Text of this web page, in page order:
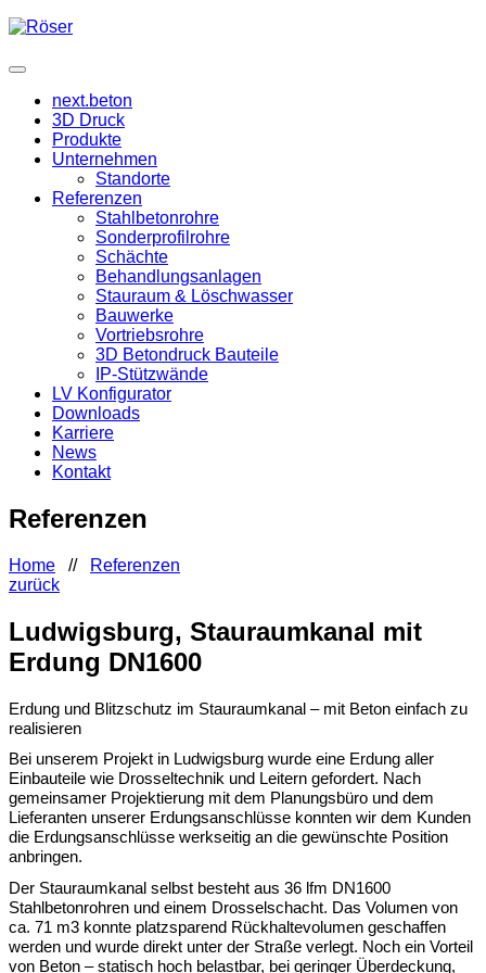
next.beton
3D Druck
Produkte
Unternehmen
Standorte
Referenzen
Stahlbetonrohre
Sonderprofilrohre
Schächte
Behandlungsanlagen
Stauraum & Löschwasser
Bauwerke
Vortriebsrohre
3D Betondruck Bauteile
IP-Stützwände
LV Konfigurator
Downloads
Karriere
News
Kontakt
Referenzen
Home //
Referenzen
zurück
Ludwigsburg, Stauraumkanal mit
Erdung DN1600
Erdung und Blitzschutz im Stauraumkanal – mit Beton einfach zu
realisieren
Bei unserem Projekt in Ludwigsburg wurde eine Erdung aller
Einbauteile wie Drosseltechnik und Leitern gefordert. Nach
gemeinsamer Projektierung mit dem Planungsbüro und dem
Lieferanten unserer Erdungsanschlüsse konnten wir dem Kunden
die Erdungsanschlüsse werkseitig an die gewünschte Position
anbringen.
Der Stauraumkanal selbst besteht aus 36 lfm DN1600
Stahlbetonrohren und einem Drosselschacht. Das Volumen von
ca. 71 m3 konnte platzsparend Rückhaltevolumen geschaffen
werden und wurde direkt unter der Straße verlegt. Noch ein Vorteil
von Beton – statisch hoch belastbar, bei geringer Überdeckung,